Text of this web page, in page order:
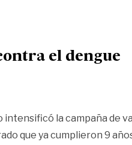
el dengue
intensificó la campaña de
que ya cumplieron 9